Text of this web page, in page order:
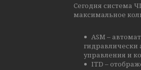
Сегодня система
максимальное
ASM –
управления и
ITD –